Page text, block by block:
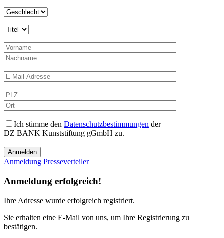
Ich stimme den Datenschutzbestimmungen der
DZ BANK Kunststiftung gGmbH zu.
Anmeldung Presseverteiler
Anmeldung erfolgreich!
Ihre Adresse wurde erfolgreich registriert.
Sie erhalten eine E-Mail von uns, um Ihre Registrierung zu
bestätigen.